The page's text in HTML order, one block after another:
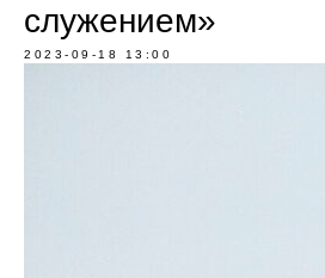
служением»
2023-09-18 13:00